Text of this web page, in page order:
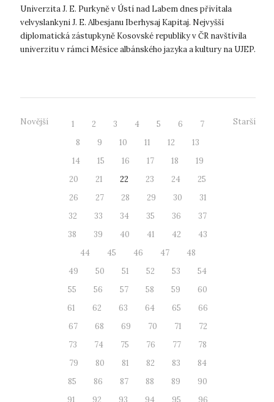
Univerzita J. E. Purkyně v Ústí nad Labem dnes přivítala
velvyslankyni J. E. Albesjanu Iberhysaj Kapitaj. Nejvyšší
diplomatická zástupkyně Kosovské republiky v ČR navštívila
univerzitu v rámci Měsíce albánského jazyka a kultury na UJEP.
Novější 1 2 3 4 5 6
7
8
9 10 11 12
13
14
15 16 17 18
19
20
21 22 23 24
25
26
27 28 29 30
31
32
33 34 35 36
37
38
39 40 41 42
43
44
45 46 47
48
49
50 51 52 53
54
55
56 57 58 59
60
61
62 63 64 65
66
67
68 69 70 71
72
73
74 75 76 77
78
79
80 81 82 83
84
85
86 87 88 89
90
Starší